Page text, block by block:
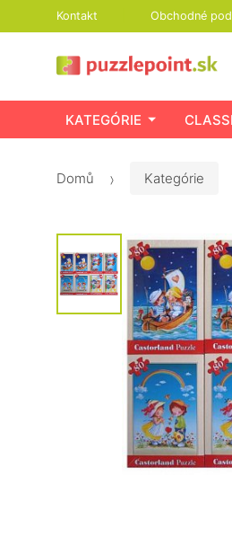
Kontakt Obchodné
KATEGÓRIE
Domů Kategórie